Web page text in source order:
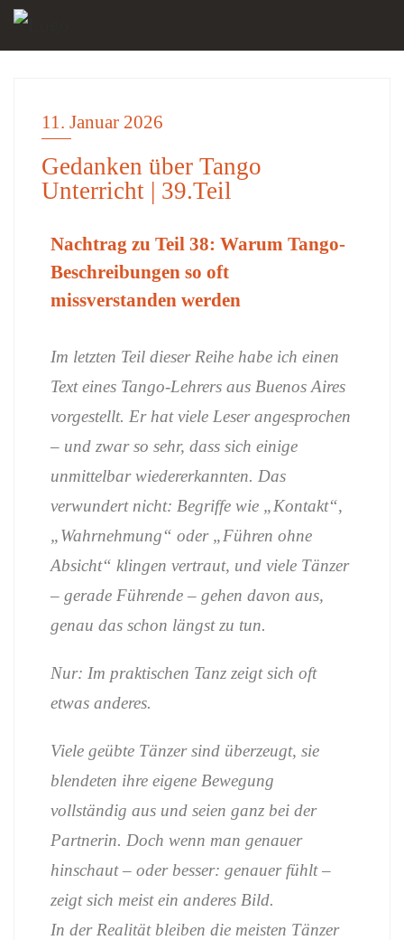
EINSICHTEN
11. Januar 2026
Gedanken über Tango
Unterricht | 39.Teil
Nachtrag zu Teil 38: Warum Tango-
Beschreibungen so oft
missverstanden werden
Im letzten Teil dieser Reihe habe ich einen
Text eines Tango-Lehrers aus Buenos Aires
vorgestellt. Er hat viele Leser angesprochen
– und zwar so sehr, dass sich einige
unmittelbar wiedererkannten. Das
verwundert nicht: Begriffe wie „Kontakt“,
„Wahrnehmung“ oder „Führen ohne
Absicht“ klingen vertraut, und viele Tänzer
– gerade Führende – gehen davon aus,
genau das schon längst zu tun.
Nur: Im praktischen Tanz zeigt sich oft
etwas anderes.
Viele geübte Tänzer sind überzeugt, sie
blendeten ihre eigene Bewegung
vollständig aus und seien ganz bei der
Partnerin. Doch wenn man genauer
hinschaut – oder besser: genauer fühlt –
zeigt sich meist ein anderes Bild.
In der Realität bleiben die meisten Tänzer